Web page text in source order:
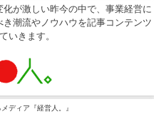
が激しい昨今の中で、事業経営に
潮流やノウハウを記事コンテンツ
いきます。
ディア『経営人。』